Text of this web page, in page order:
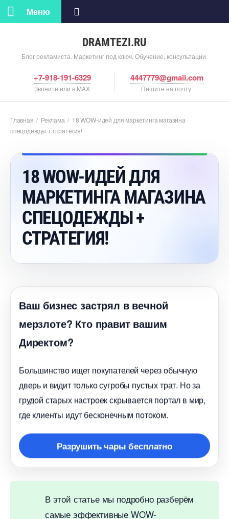
DRAMTEZI.RU
Блог рекламиста. Маркетинг под ключ. Обучение, консультации.
Меню
+7-918-191-6329
Звоните или в MAX
4447779@gmail.com
Пишите на почту.
Главная / Реклама / 18 WOW-идей для маркетинга магазина
спецодежды + стратегия!
18 WOW-ИДЕЙ ДЛЯ
МАРКЕТИНГА МАГАЗИНА
СПЕЦОДЕЖДЫ +
СТРАТЕГИЯ!
аш бизнес застрял в вечной
мерзлоте? Кто правит вашим
Директом?
Большинство ищет покупателей через обычную
дверь и видит только сугробы пустых трат. Но за
рудой старых настроек скрывается портал в мир,
де клиенты идут бесконечным потоком.
Разрушить чары бесплатно
этой статье мы подробно разберём
самые эффективные WOW-